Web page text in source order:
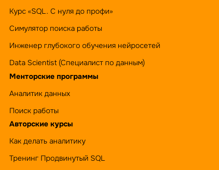
Курс «SQL. С нуля до профи»
Симулятор поиска работы
Инженер глубокого обучения нейросетей
Data Scientist (Специалист по данным)
Менторские программы
Аналитик данных
Поиск работы
Авторские курсы
Как делать аналитику
Тренинг Продвинутый SQL